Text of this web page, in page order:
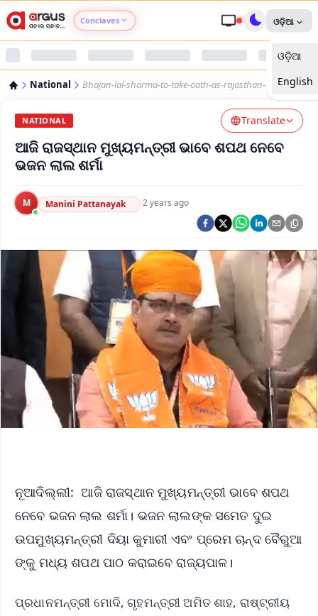
Conclaves
Argus Swaad Odisha
ଓଡ଼ିଆ
ଓଡ଼ିଆ
English
National Bhajan-lal-sharma-to-take-oath-as-rajasthan-cm-today
NATIONAL Translate
ଆଜି ରାଜସ୍ଥାନ ମୁଖ୍ୟମନ୍ତ୍ରୀ ଭାବେ ଶପଥ ନେବେ
ଭଜନ ଲାଲ ଶର୍ମା
M Manini Pattanayak ·2 years ago
ନୂଆଦିଲ୍ଲୀ: ଆଜି ରାଜସ୍ଥାନ ମୁଖ୍ୟମନ୍ତ୍ରୀ ଭାବେ ଶପଥ
ନେବେ ଭଜନ ଲାଲ ଶର୍ମା। ଭଜନ ଲାଲଙ୍କ ସମେତ ଦୁଇ
ଉପମୁଖ୍ୟମନ୍ତ୍ରୀ ଦିୟା କୁମାରୀ ଏବଂ ପ୍ରେମ ଚାନ୍ଦ ବୈରୁଆ
ଙ୍କୁ ମଧ୍ୟ ଶପଥ ପାଠ କରାଇବେ ରାଜ୍ୟପାଳ।
ପ୍ରଧାନମନ୍ତ୍ରୀ ମୋଦି, ଗୃହମନ୍ତ୍ରୀ ଅମିତ ଶାହ, ରାଷ୍ଟ୍ରୀୟ